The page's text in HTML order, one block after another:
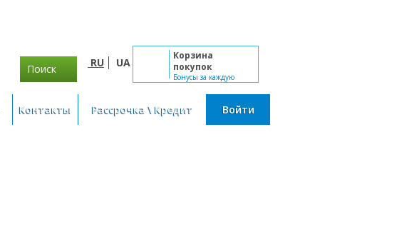
Поиск RU UA
Корзина
покупок
Бонусы за каждую
покупку
Контакты Рассрочка \ Кредит Войти